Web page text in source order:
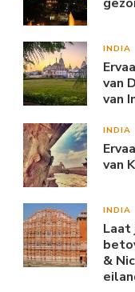
INDIA
van
van
INDIA
van
INDIA
Laat
&